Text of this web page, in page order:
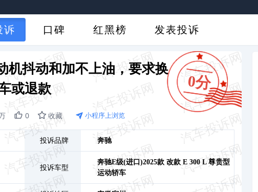
诉 口碑 红黑榜 发表投诉
0分
机抖动和加不上油，要求换
或退款
0 收藏 小程序上浏览
投诉品牌 奔驰
投诉车型
奔驰E级(进口)2025款 改款 E 300 L 尊贵型
运动轿车